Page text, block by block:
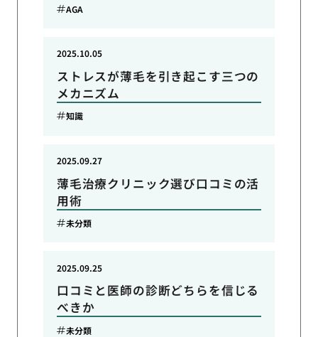
AGA
ストレスが薄毛を引き起こす三つの
メカニズム
2025.10.05
知識
薄毛治療クリニック選び口コミの活
用術
2025.09.27
未分類
口コミと医師の診断どちらを信じる
べきか
2025.09.25
未分類